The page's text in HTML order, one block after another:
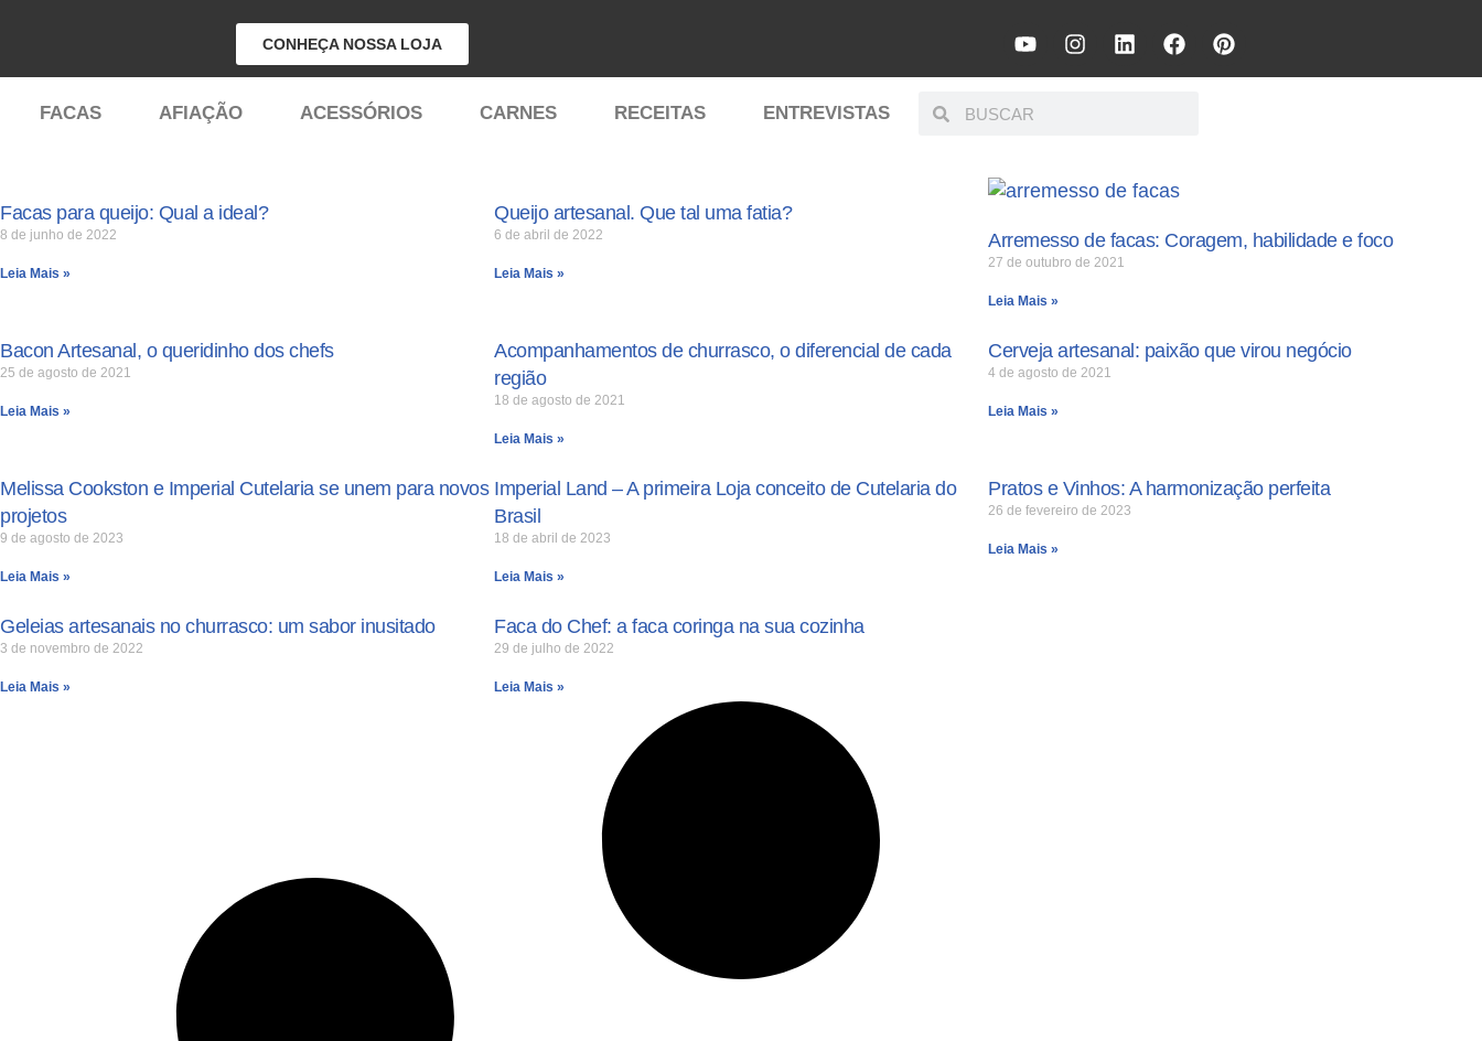
CONHEÇA NOSSA LOJA
FACAS AFIAÇÃO ACESSÓRIOS CARNES RECEITAS ENTREVISTAS
Facas para queijo: Qual a ideal?
8 de junho de 2022
Leia Mais »
Queijo artesanal. Que tal uma fatia?
6 de abril de 2022
Leia Mais »
Arremesso de facas: Coragem, habilidade e foco
27 de outubro de 2021
Leia Mais »
Bacon Artesanal, o queridinho dos chefs
25 de agosto de 2021
Leia Mais »
Acompanhamentos de churrasco, o diferencial de cada
região
18 de agosto de 2021
Leia Mais »
Cerveja artesanal: paixão que virou negócio
4 de agosto de 2021
Leia Mais »
Melissa Cookston e Imperial Cutelaria se unem para novos
projetos
9 de agosto de 2023
Leia Mais »
Imperial Land – A primeira Loja conceito de Cutelaria do
Brasil
18 de abril de 2023
Leia Mais »
Pratos e Vinhos: A harmonização perfeita
26 de fevereiro de 2023
Leia Mais »
Geleias artesanais no churrasco: um sabor inusitado
3 de novembro de 2022
Leia Mais »
Faca do Chef: a faca coringa na sua cozinha
29 de julho de 2022
Leia Mais »